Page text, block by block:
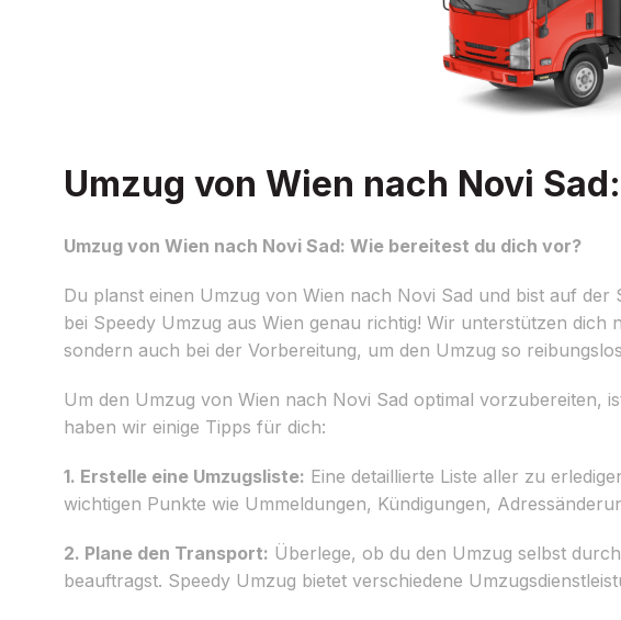
Umzug von Wien nach Novi
Umzug von Wien nach Novi Sad: Wie bereitest du dich vor?
Du planst einen Umzug von Wien nach Novi Sad und bist auf der
bei Speedy Umzug aus Wien genau richtig! Wir unterstützen
sondern auch bei der Vorbereitung, um den Umzug so
Um den Umzug von Wien nach Novi Sad optimal vorzubereiten,
haben wir einige Tipps für dich:
1. Erstelle eine Umzugsliste: Eine detaillierte Liste aller zu
wichtigen Punkte wie Ummeldungen, Kündigungen,
2. Plane den Transport: Überlege, ob du den Umzug selbst
beauftragst. Speedy Umzug bietet verschiedene